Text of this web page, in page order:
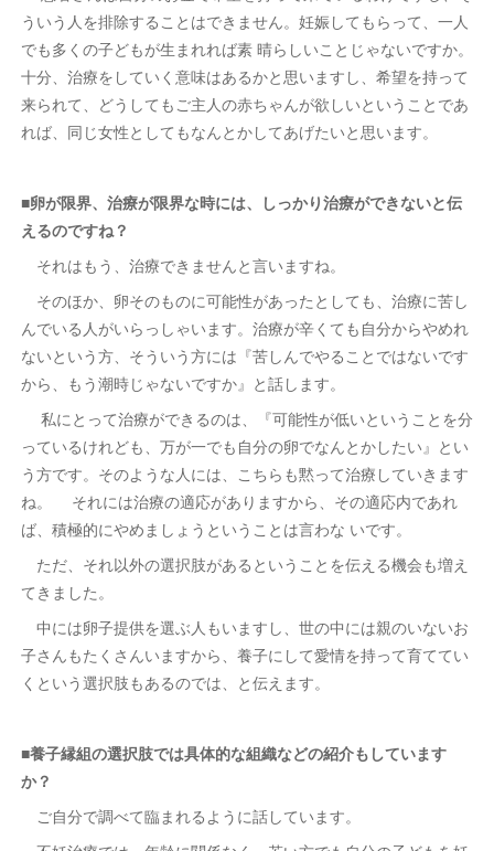
ういう人を排除することはできません。妊娠してもらって、一人
でも多くの子どもが生まれれば素 晴らしいことじゃないですか。
十分、治療をしていく意味はあるかと思いますし、希望を持って
来られて、どうしてもご主人の赤ちゃんが欲しいということであ
れば、同じ女性としてもなんとかしてあげたいと思います。
■卵が限界、治療が限界な時には、しっかり治療ができないと伝
えるのですね？
それはもう、治療できませんと言いますね。
そのほか、卵そのものに可能性があったとしても、治療に苦し
んでいる人がいらっしゃいます。治療が辛くても自分からやめれ
ないという方、そういう方には『苦しんでやることではないです
から、もう潮時じゃないですか』と話します。
私にとって治療ができるのは、『可能性が低いということを分
っているけれども、万が一でも自分の卵でなんとかしたい』とい
う方です。そのような人には、こちらも黙って治療していきます
ね。 それには治療の適応がありますから、その適応内であれ
ば、積極的にやめましょうということは言わな いです。
ただ、それ以外の選択肢があるということを伝える機会も増え
てきました。
中には卵子提供を選ぶ人もいますし、世の中には親のいないお
子さんもたくさんいますから、養子にして愛情を持って育ててい
くという選択肢もあるのでは、と伝えます。
■養子縁組の選択肢では具体的な組織などの紹介もしています
か？
ご自分で調べて臨まれるように話しています。